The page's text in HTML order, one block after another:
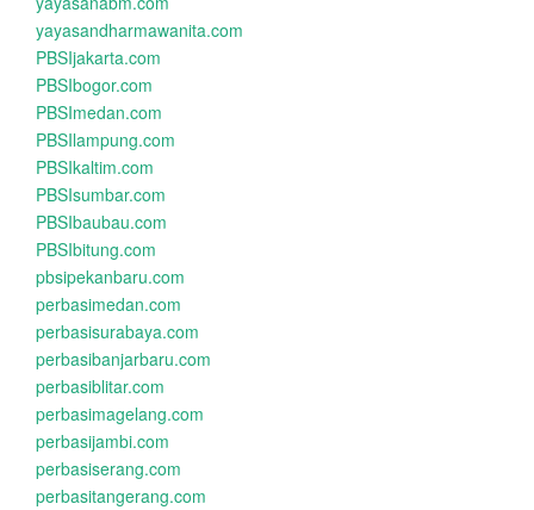
yayasandharmawanita.com
PBSIjakarta.com
PBSIbogor.com
PBSImedan.com
PBSIlampung.com
PBSIkaltim.com
PBSIsumbar.com
PBSIbaubau.com
PBSIbitung.com
pbsipekanbaru.com
perbasimedan.com
perbasisurabaya.com
perbasibanjarbaru.com
perbasiblitar.com
perbasimagelang.com
perbasijambi.com
perbasiserang.com
perbasitangerang.com